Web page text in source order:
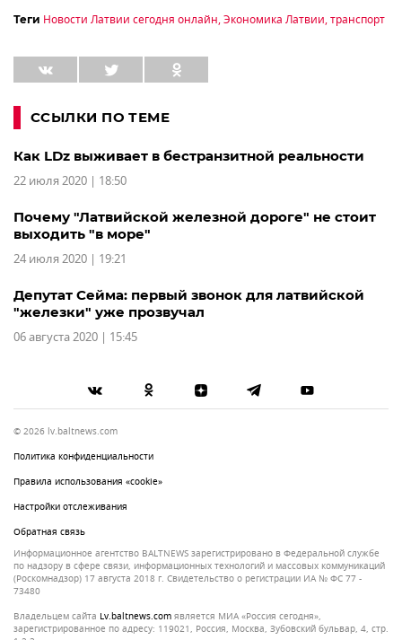
Теги Новости Латвии сегодня онлайн,Экономика Латвии,транспорт
ССЫЛКИ ПО ТЕМЕ
Как LDz выживает в бестранзитной реальности
22 июля 2020 | 18:50
Почему "Латвийской железной дороге" не стоит
выходить "в море"
24 июля 2020 | 19:21
Депутат Сейма: первый звонок для латвийской
"железки" уже прозвучал
06 августа 2020 | 15:45
© 2026 lv.baltnews.com
Политика конфиденциальности
Правила использования «cookie»
Настройки отслеживания
Обратная связь
Информационное агентство BALTNEWS зарегистрировано в Федеральной службе
по надзору в сфере связи, информационных технологий и массовых коммуникаций
(Роскомнадзор) 17 августа 2018 г. Свидетельство о регистрации ИА № ФС 77 -
73480
Владельцем сайта lv.baltnews.com является МИА «Россия сегодня»,
зарегистрированное по адресу: 119021, Россия, Москва, Зубовский бульвар, 4, стр.